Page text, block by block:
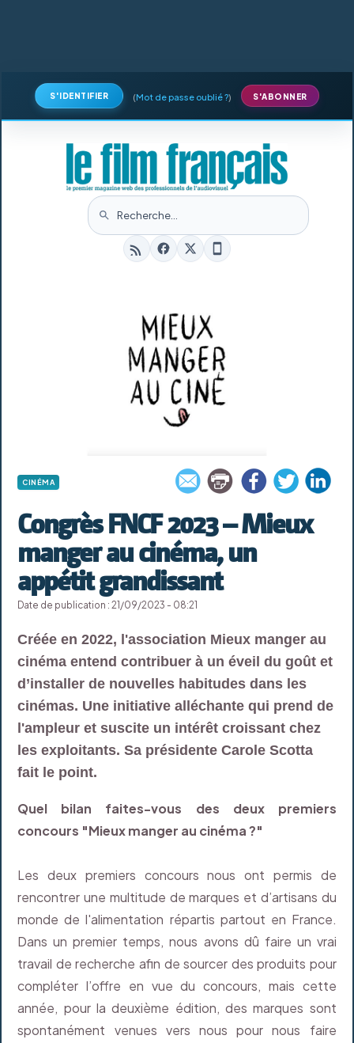
S'IDENTIFIER (Mot de passe oublié ?) S'ABONNER
CINÉMA
Congrès FNCF 2023 – Mieux
manger au cinéma, un
appétit grandissant
Date de publication : 21/09/2023 - 08:21
Créée en 2022, l'association Mieux manger au
cinéma entend contribuer à un éveil du goût et
d’installer de nouvelles habitudes dans les
cinémas. Une initiative alléchante qui prend de
l'ampleur et suscite un intérêt croissant chez
les exploitants. Sa présidente Carole Scotta
fait le point.
Quel bilan faites-vous des deux premiers
concours "Mieux manger au cinéma ?"
Les deux premiers concours nous ont permis de
rencontrer une multitude de marques et d’artisans du
monde de l'alimentation répartis partout en France.
Dans un premier temps, nous avons dû faire un vrai
travail de recherche afin de sourcer des produits pour
compléter l’offre en vue du concours, mais cette
année, pour la deuxième édition, des marques sont
spontanément venues vers nous pour nous faire